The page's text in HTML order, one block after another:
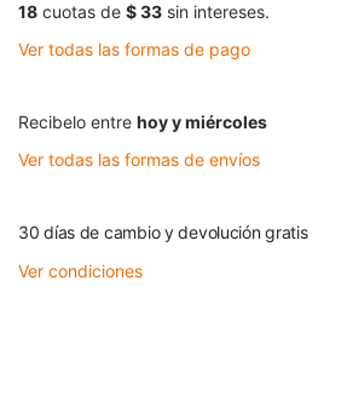
18 cuotas de $ 33 sin intereses.
Ver todas las formas de pago
Recibelo entre hoy y miércoles
Ver todas las formas de envíos
30 días de cambio y devolución gratis
Ver condiciones